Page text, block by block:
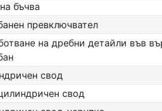
бъчва
превключвател
на дребни детайли във
свод
свод